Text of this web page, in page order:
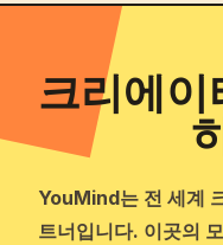
크리에이
YouMind는 전 세계
트너입니다. 이곳의